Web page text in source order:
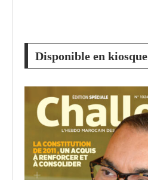
Disponible en kiosque